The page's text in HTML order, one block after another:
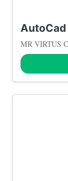
AutoCad
MR VIRTUS